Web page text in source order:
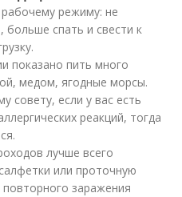
режиму: не
больше спать и свести к
показано пить много
медом, ягодные морсы.
совету, если у вас есть
реакций, тогда
лучше всего
или проточную
заражения